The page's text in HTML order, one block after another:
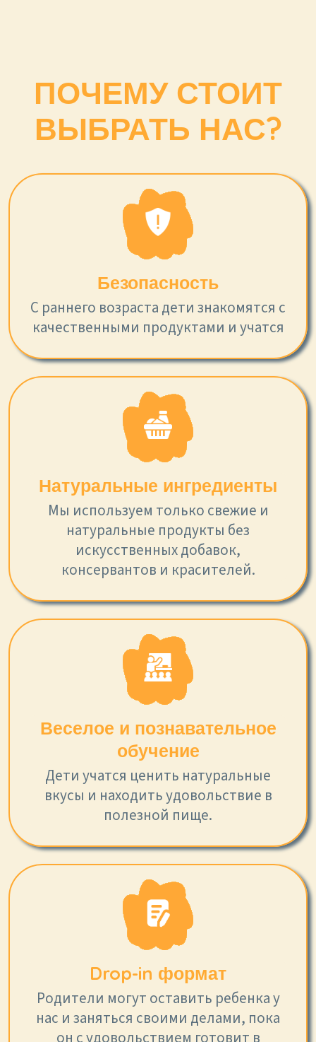
ПОЧЕМУ СТОИТ
ВЫБРАТЬ НАС?
Безопасность
С раннего возраста дети знакомятся с
качественными продуктами и учатся
Натуральные ингредиенты
Мы используем только свежие и
натуральные продукты без
искусственных добавок,
консервантов и красителей.
Веселое и познавательное
обучение
Дети учатся ценить натуральные
вкусы и находить удовольствие в
полезной пище.
Drop-in формат
Родители могут оставить ребенка у
нас и заняться своими делами, пока